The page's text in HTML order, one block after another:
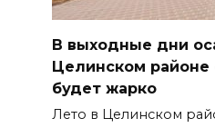
В выходные дни
Целинском районе
будет жарко
Лето в Целинском